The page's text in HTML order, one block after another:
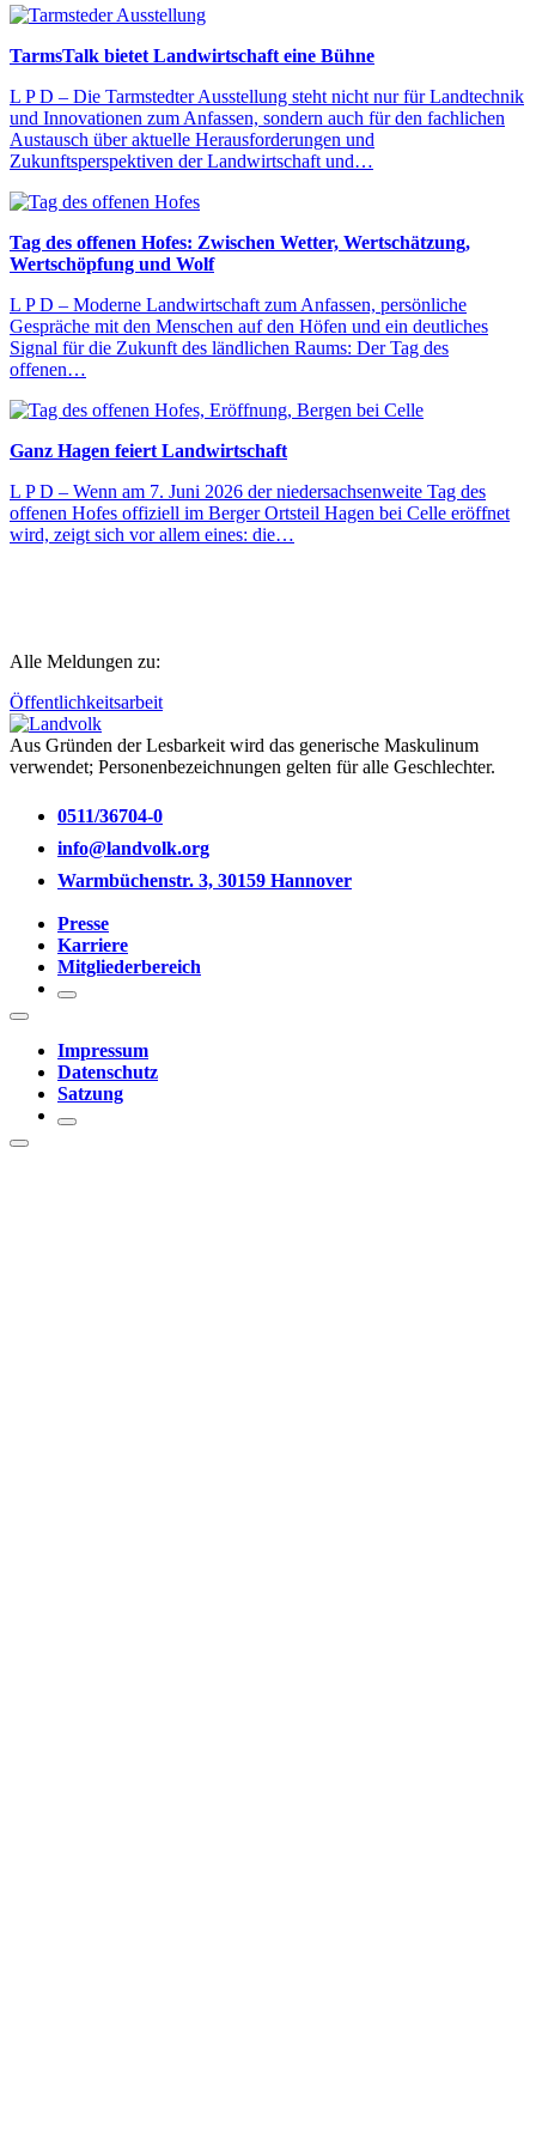
TarmsTalk bietet Landwirtschaft eine Bühne
L P D – Die Tarmstedter Ausstellung steht nicht nur für Landtechnik
und Innovationen zum Anfassen, sondern auch für den fachlichen
Austausch über aktuelle Herausforderungen und
Zukunftsperspektiven der Landwirtschaft und…
Tag des offenen Hofes: Zwischen Wetter, Wertschätzung,
Wertschöpfung und Wolf
L P D – Moderne Landwirtschaft zum Anfassen, persönliche
Gespräche mit den Menschen auf den Höfen und ein deutliches
Signal für die Zukunft des ländlichen Raums: Der Tag des
offenen…
Ganz Hagen feiert Landwirtschaft
L P D – Wenn am 7. Juni 2026 der niedersachsenweite Tag des
offenen Hofes offiziell im Berger Ortsteil Hagen bei Celle eröffnet
wird, zeigt sich vor allem eines: die…
Alle Meldungen zu:
Öffentlichkeitsarbeit
Aus Gründen der Lesbarkeit wird das generische Maskulinum
verwendet; Personenbezeichnungen gelten für alle Geschlechter.
0511/36704-0
info@landvolk.org
Warmbüchenstr. 3, 30159 Hannover
Presse
Karriere
Mitgliederbereich
Impressum
Datenschutz
Satzung